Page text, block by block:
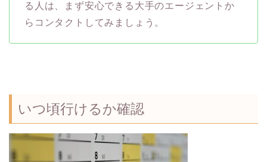
る人は、まず安心できる大手のエージェントか
らコンタクトしてみましょう。
いつ頃行けるか確認